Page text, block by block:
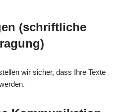
(schriftliche
wir sicher, dass Ihre Texte